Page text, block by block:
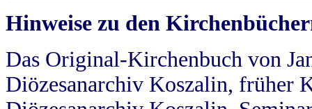
Hinweise zu den
Das Original-Kirchenbuch von
Diözesanarchiv Koszalin, früher